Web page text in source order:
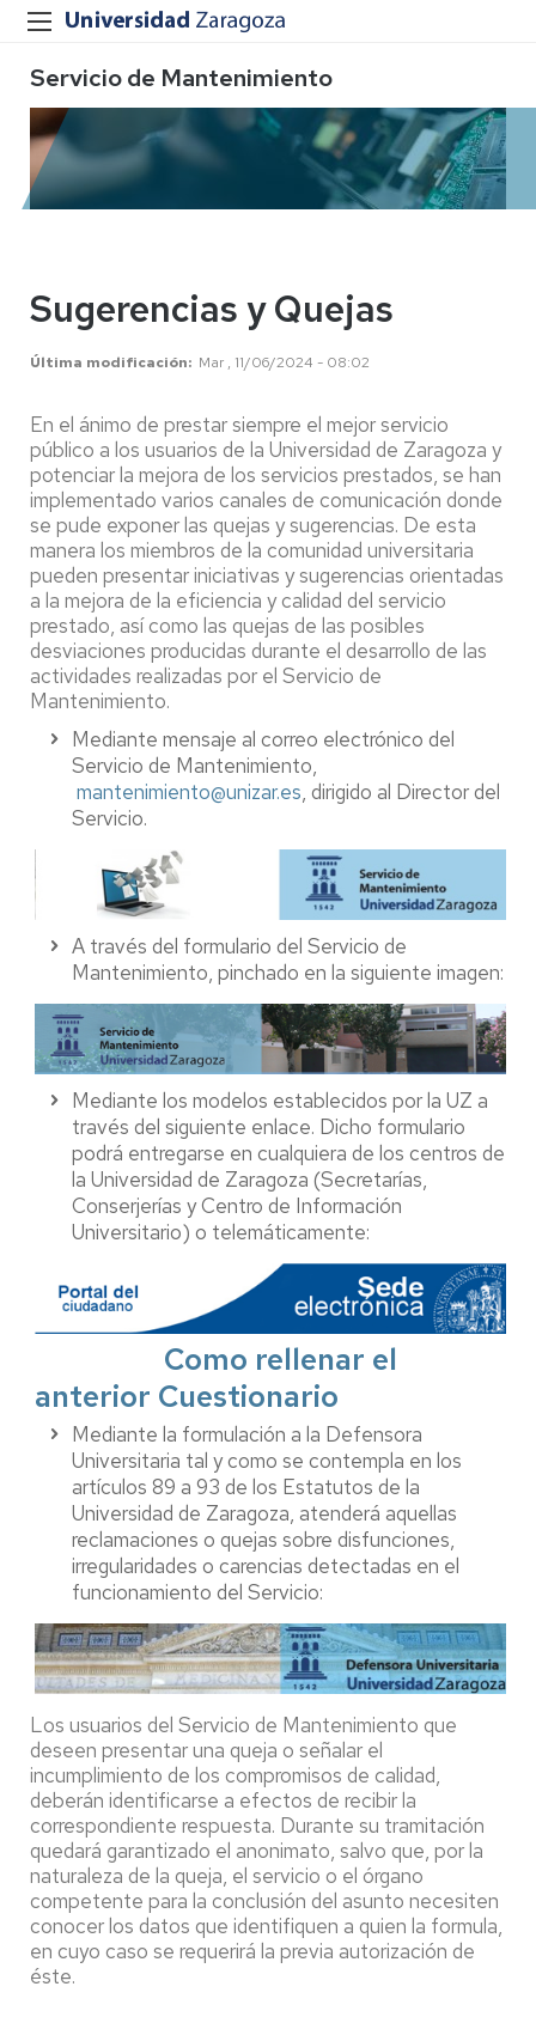
Servicio de Mantenimiento
Sugerencias y Quejas
Última modificación Mar , 11/06/2024 - 08:02
En el ánimo de prestar siempre el mejor servicio
público a los usuarios de la Universidad de Zaragoza y
potenciar la mejora de los servicios prestados, se han
implementado varios canales de comunicación donde
se pude exponer las quejas y sugerencias. De esta
manera los miembros de la comunidad universitaria
pueden presentar iniciativas y sugerencias orientadas
a la mejora de la eficiencia y calidad del servicio
prestado, así como las quejas de las posibles
desviaciones producidas durante el desarrollo de las
actividades realizadas por el Servicio de
Mantenimiento.
Mediante mensaje al correo electrónico del
Servicio de Mantenimiento,
mantenimiento@unizar.es, dirigido al Director del
Servicio.
A través del formulario del Servicio de
Mantenimiento, pinchado en la siguiente imagen:
Mediante los modelos establecidos por la UZ a
través del siguiente enlace. Dicho formulario
podrá entregarse en cualquiera de los centros de
la Universidad de Zaragoza (Secretarías,
Conserjerías y Centro de Información
Universitario) o telemáticamente:
Como rellenar el
anterior Cuestionario
Mediante la formulación a la Defensora
Universitaria tal y como se contempla en los
artículos 89 a 93 de los Estatutos de la
Universidad de Zaragoza, atenderá aquellas
reclamaciones o quejas sobre disfunciones,
irregularidades o carencias detectadas en el
funcionamiento del Servicio:
Los usuarios del Servicio de Mantenimiento que
deseen presentar una queja o señalar el
incumplimiento de los compromisos de calidad,
deberán identificarse a efectos de recibir la
correspondiente respuesta. Durante su tramitación
quedará garantizado el anonimato, salvo que, por la
naturaleza de la queja, el servicio o el órgano
competente para la conclusión del asunto necesiten
conocer los datos que identifiquen a quien la formula,
en cuyo caso se requerirá la previa autorización de
éste.